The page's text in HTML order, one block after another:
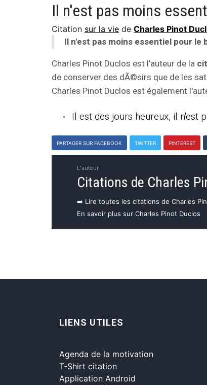
Citation sur la vie de Charles Pinot
Il n'est pas moins essentiel pour
Charles Pinot Duclos est l'auteur de la
de conserver des dÃ©sirs que de les
Charles Pinot Duclos est également
Il est des jours heureux, il n'est
PARTAGER SUR FACEBOOK TWITTER PINTEREST
L'auteur
Citations de Charles
➡️ Lire toutes les citations de Charles
En savoir plus sur Charles Pinot Duclos
LIENS UTILES
Agenda de la motivation
T-Shirt citation
Application Android